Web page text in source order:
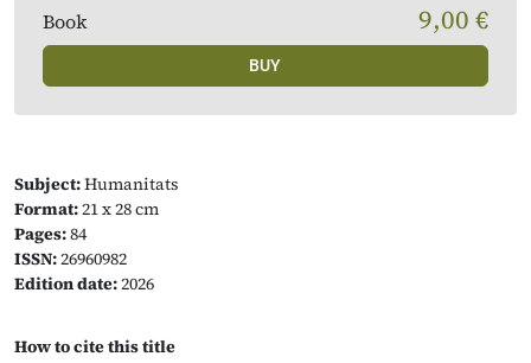
Subject:Humanitats
Format:21 x 28 cm
Pages:84
ISSN:26960982
Edition date:2026
How to cite this title
Book 9,00 €
BUY